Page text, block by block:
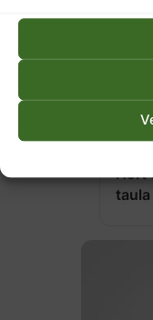
27
Hort
taula